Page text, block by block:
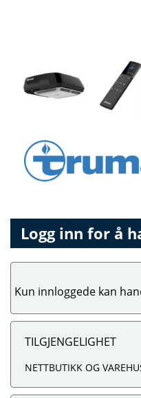
Logg inn for å
Kun innloggede kan
TILGJENGELIGHET
NETTBUTIKK OG